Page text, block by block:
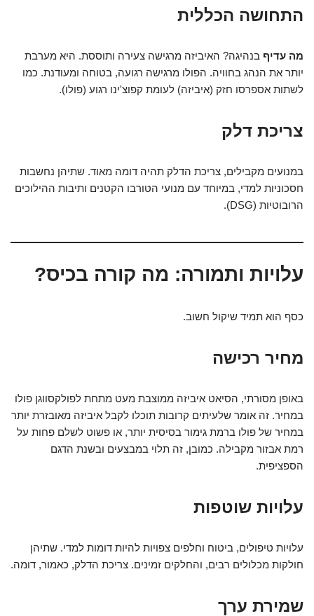
התחושה הכללית
מה עדיף בנהיגה? האיביזה מרגישה צעירה ותוססת. היא מערבת
יותר את הנהג בחוויה. הפולו מרגישה רגועה, בטוחה ומעודנת. כמו
לשתות אספרסו חזק (איביזה) לעומת קפוצ'ינו רגוע (פולו).
צריכת דלק
במנועים מקבילים, צריכת הדלק תהיה דומה מאוד. שתיהן נחשבות
חסכוניות למדי, במיוחד עם מנועי הטורבו הקטנים ותיבות ההילוכים
הרובוטיות (DSG).
עלויות ותמורה: מה קורה בכיס?
כסף הוא תמיד שיקול חשוב.
מחיר רכישה
באופן מסורתי, הסיאט איביזה ממוצבת מעט מתחת לפולקסווגן פולו
במחיר. זה אומר שלעיתים קרובות תוכלו לקבל איביזה מאובזרת יותר
במחיר של פולו ברמת גימור בסיסית יותר, או פשוט לשלם פחות על
רמת אבזור מקבילה. כמובן, זה תלוי במבצעים ובשנת הדגם
הספציפית.
עלויות שוטפות
עלויות טיפולים, ביטוח וחלפים צפויות להיות דומות למדי. שתיהן
חולקות מכלולים רבים, והחלקים זמינים. צריכת הדלק, כאמור, דומה.
שמירת ערך